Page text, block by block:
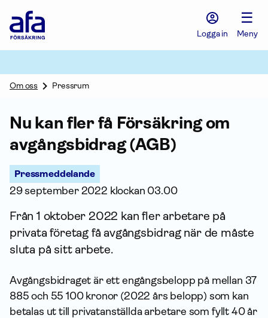
Försäkring
Logga in
☰
Meny
Om oss Pressrum
Nu kan fler få För­säkring om
avgångs­bidrag (AGB)
Pressmeddelande
29 september 2022 klockan 03.00
Från 1 oktober 2022 kan fler arbetare på
privata företag få avgångs­bidrag när de måste
sluta på sitt arbete.
Avgångsbidraget är ett engångsbelopp på mellan 37
885 och 55 100 kronor (2022 års belopp) som kan
betalas ut till privatanställda arbetare som fyllt 40 år